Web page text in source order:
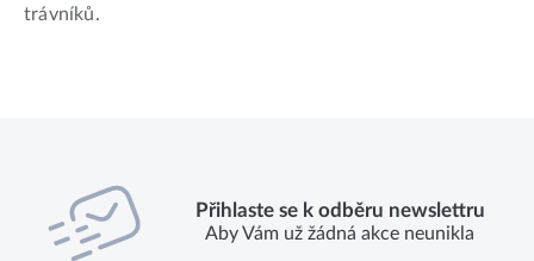
trávníků.
Přihlaste se k odběru newslettru
Aby Vám už žádná akce neunikla